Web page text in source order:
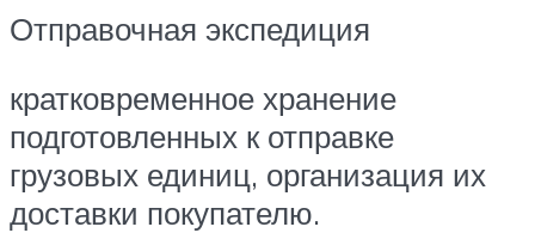
Отправочная экспедиция
кратковременное хранение
подготовленных к отправке
грузовых единиц, организация их
доставки покупателю.